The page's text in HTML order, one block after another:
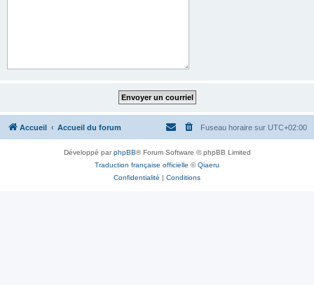
Accueil Accueil du forum Fuseau horaire sur UTC+02:00
Développé parphpBB® Forum Software © phpBB Limited
Traduction française officielle ©Qiaeru
Confidentialité | Conditions